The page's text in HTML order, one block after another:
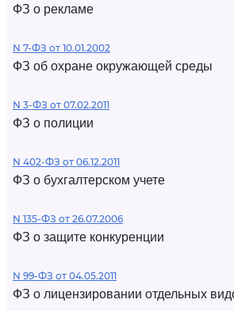
ФЗ о рекламе
N 7-ФЗ от 10.01.2002
ФЗ об охране окружающей среды
N 3-ФЗ от 07.02.2011
ФЗ о полиции
N 402-ФЗ от 06.12.2011
ФЗ о бухгалтерском учете
N 135-ФЗ от 26.07.2006
ФЗ о защите конкуренции
N 99-ФЗ от 04.05.2011
ФЗ о лицензировании отдельных